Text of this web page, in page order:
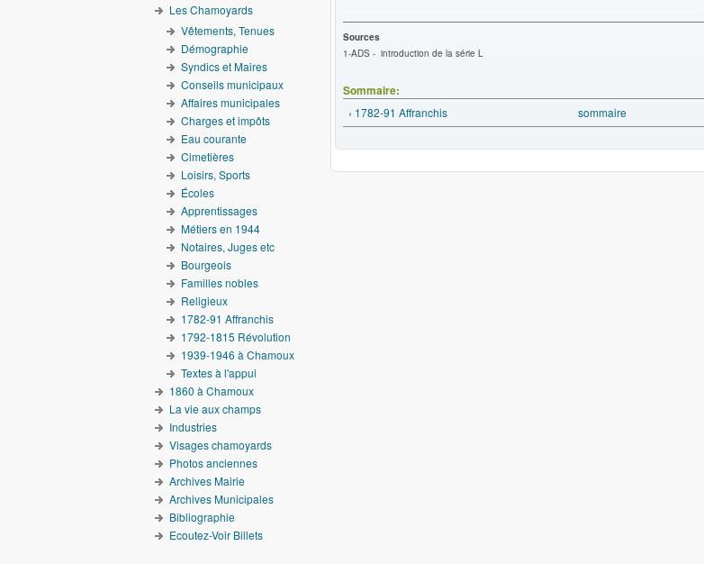
Sources
1-ADS - introduction de la série L
Sommaire:
‹ 1782-91 Affranchis sommaire
Les Chamoyards
Vêtements, Tenues
Démographie
Syndics et Maires
Conseils municipaux
Affaires municipales
Charges et impôts
Eau courante
Cimetières
Loisirs, Sports
Écoles
Apprentissages
Métiers en 1944
Notaires, Juges etc
Bourgeois
Familles nobles
Religieux
1782-91 Affranchis
1792-1815 Révolution
1939-1946 à Chamoux
Textes à l'appui
1860 à Chamoux
La vie aux champs
Industries
Visages chamoyards
Photos anciennes
Archives Mairie
Archives Municipales
Bibliographie
Ecoutez-Voir Billets